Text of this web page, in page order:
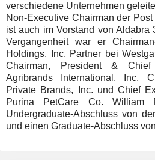
verschiedene Unternehmen
Non-Executive Chairman der
ist auch im Vorstand von Aldabra
Vergangenheit war er
Holdings, Inc, Partner bei
Chairman, President &
Agribrands International, Inc,
Private Brands, Inc. und Chief
Purina PetCare Co. William
Undergraduate-Abschluss von
und einen Graduate-Abschluss